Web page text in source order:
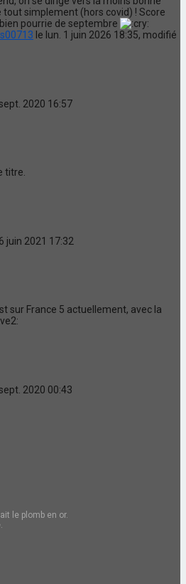
simplement (hors covid) ! Score
pourrie de septembre
le lun. 1 juin 2026 18:35, modifié
2020 16:57
titre.
juin 2021 17:32
sur France 5 actuellement, avec la
2020 00:43
le plomb en or.